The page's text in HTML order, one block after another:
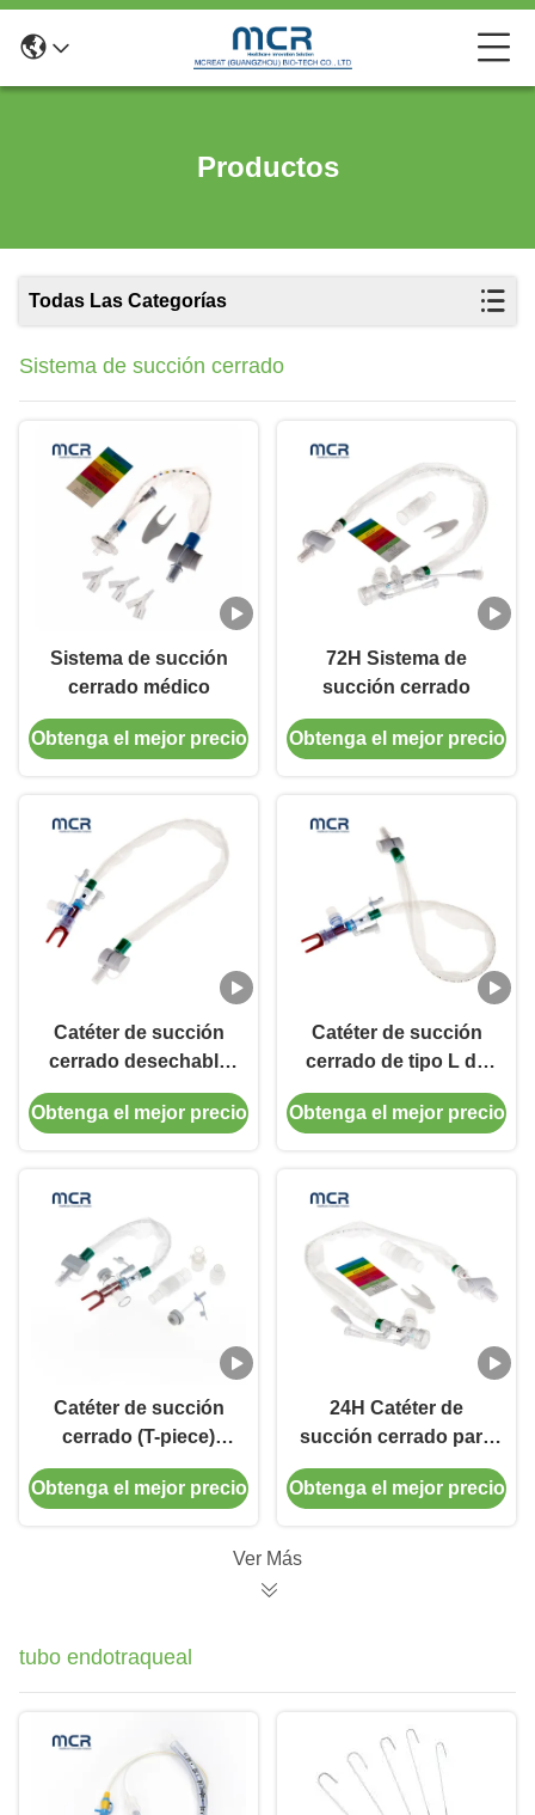
Productos
Todas Las Categorías
Sistema de succión cerrado
Sistema de succión
cerrado médico
Obtenga el mejor precio
72H Sistema de
succión cerrado
Obtenga el mejor precio
Catéter de succión
cerrado desechable
de lavado automático
de 72 horas con
Obtenga el mejor precio
Catéter de succión
cerrado de tipo L de
lavado automático
10fr 72h Codo
Obtenga el mejor precio
Catéter de succión
cerrado (T-piece)
lavado automático
72H para adultos
Obtenga el mejor precio
24H Catéter de
succión cerrado para
niños con tres
conectores de piezas
Obtenga el mejor precio
Ver Más
tubo endotraqueal